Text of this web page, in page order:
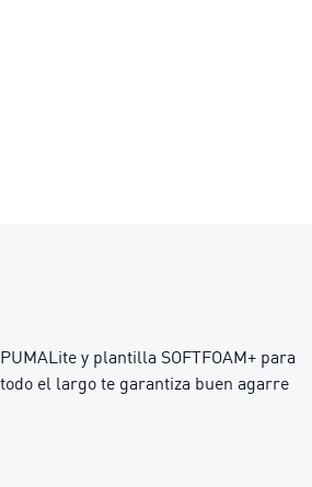
y plantilla SOFTFOAM+ para
el largo te garantiza buen agarre